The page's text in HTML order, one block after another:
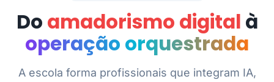
Do amadorismo digital à
operação orquestrada
A escola forma profissionais que integram IA,